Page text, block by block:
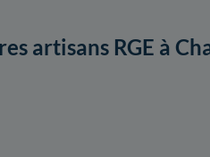
artisans RGE à